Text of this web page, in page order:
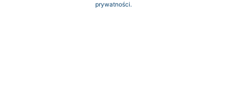
prywatności.